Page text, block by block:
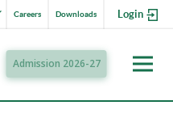
Login
Downloads
Careers
Admission 2026-27